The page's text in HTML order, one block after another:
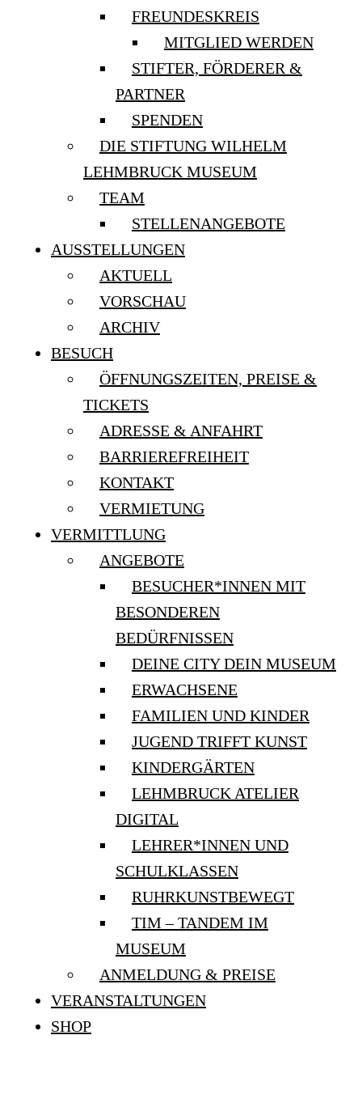
FREUNDESKREIS
MITGLIED WERDEN
STIFTER, FÖRDERER &
PARTNER
SPENDEN
DIE STIFTUNG WILHELM
LEHMBRUCK MUSEUM
TEAM
STELLENANGEBOTE
AUSSTELLUNGEN
AKTUELL
VORSCHAU
ARCHIV
BESUCH
ÖFFNUNGSZEITEN, PREISE &
TICKETS
ADRESSE & ANFAHRT
BARRIEREFREIHEIT
KONTAKT
VERMIETUNG
VERMITTLUNG
ANGEBOTE
BESUCHER*INNEN MIT
BESONDEREN
BEDÜRFNISSEN
DEINE CITY DEIN MUSEUM
ERWACHSENE
FAMILIEN UND KINDER
JUGEND TRIFFT KUNST
KINDERGÄRTEN
LEHMBRUCK ATELIER
DIGITAL
LEHRER*INNEN UND
SCHULKLASSEN
RUHRKUNSTBEWEGT
TIM – TANDEM IM
MUSEUM
ANMELDUNG & PREISE
VERANSTALTUNGEN
SHOP